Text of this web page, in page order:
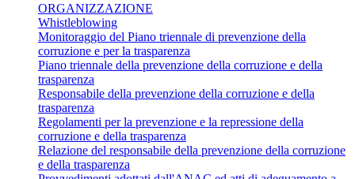
ORGANIZZAZIONE
Whistleblowing
Monitoraggio del Piano triennale di prevenzione della
corruzione e per la trasparenza
Piano triennale della prevenzione della corruzione e della
trasparenza
Responsabile della prevenzione della corruzione e della
trasparenza
Regolamenti per la prevenzione e la repressione della
corruzione e della trasparenza
Relazione del responsabile della prevenzione della corruzione
e della trasparenza